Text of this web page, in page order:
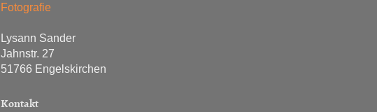
Fotografie
Lysann Sander
Jahnstr. 27
51766 Engelskirchen
Kontakt